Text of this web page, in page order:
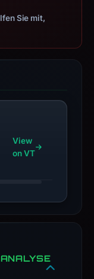
Sie mit,
View
on VT